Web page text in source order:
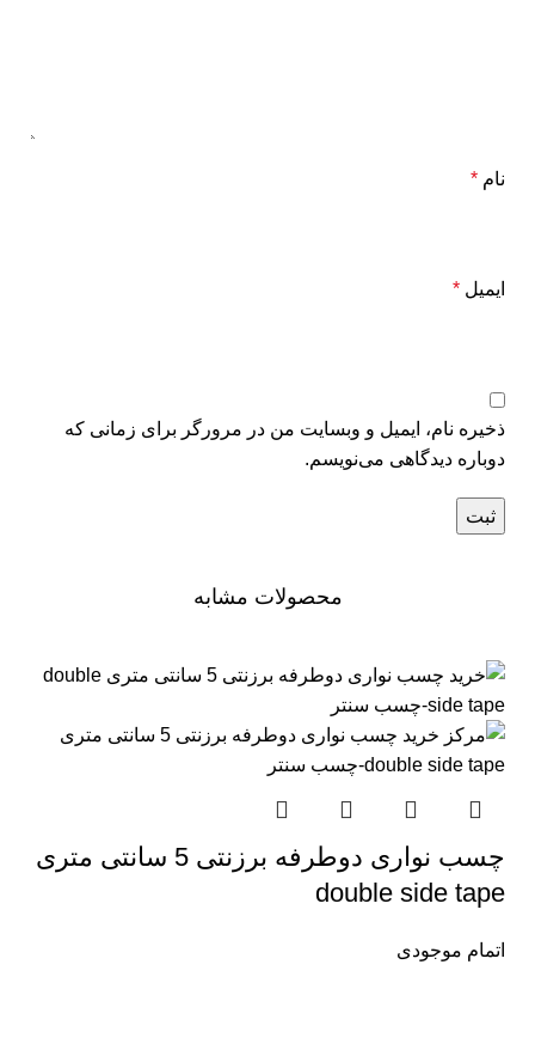
نام *
ایمیل *
ذخیره نام، ایمیل و وبسایت من در مرورگر برای زمانی که
دوباره دیدگاهی می‌نویسم.
محصولات مشابه
چسب نواری دوطرفه برزنتی 5 سانتی متری
double side tape
اتمام موجودی